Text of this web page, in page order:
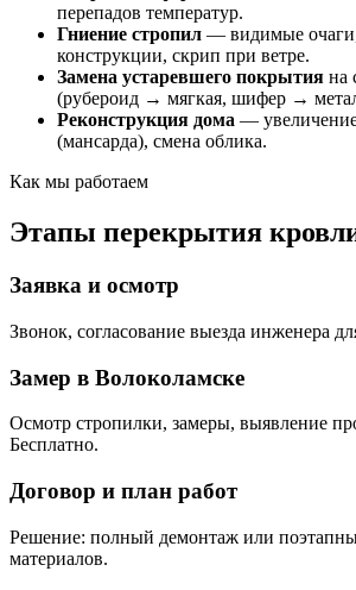
перепадов температур.
Гниение стропил — видимые
конструкции, скрип при ветре.
Замена устаревшего покрытия на
(рубероид → мягкая, шифер →
Реконструкция дома —
(мансарда), смена облика.
Как мы работаем
Этапы перекрытия
Заявка и осмотр
Звонок, согласование выезда инженера
Замер в Волоколамске
Осмотр стропилки, замеры, выявление
Бесплатно.
Договор и план работ
Решение: полный демонтаж или
материалов.